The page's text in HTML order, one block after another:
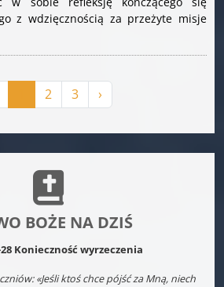
BOŻE NA DZIŚ
28 Konieczność wyrzeczenia
«Jeśli ktoś chce pójść za Mną, niech
z wdzięcznością za przeżyte misje
2 3 ›